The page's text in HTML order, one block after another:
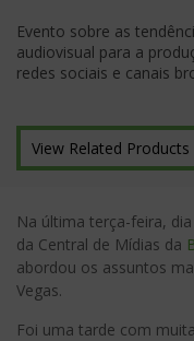
Evento sobre as
audiovisual para a
redes sociais e canais
View Related Products
Na última terça-feira,
da Central de Mídias da
abordou os assuntos
Vegas.
Foi uma tarde com